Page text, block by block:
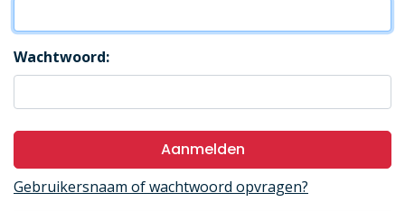
Wachtwoord:
Aanmelden
Gebruikersnaam of wachtwoord opvragen?